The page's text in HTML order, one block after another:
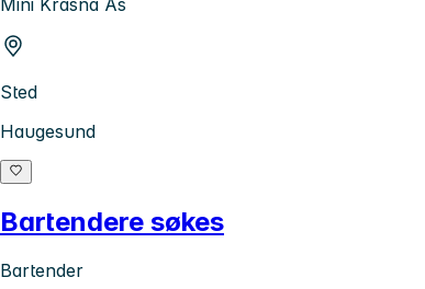
Mini Krasna As
Sted
Haugesund
Bartendere søkes
Bartender